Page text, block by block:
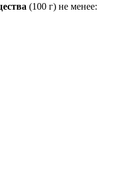
(100 г) не менее: